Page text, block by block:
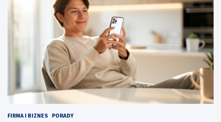
FIRMA I BIZNES PORADY